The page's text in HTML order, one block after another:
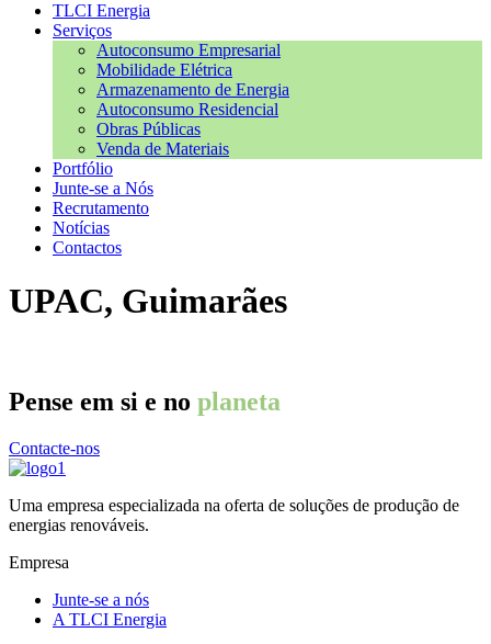
TLCI Energia
Serviços
Autoconsumo Empresarial
Mobilidade Elétrica
Armazenamento de Energia
Autoconsumo Residencial
Obras Públicas
Venda de Materiais
Portfólio
Junte-se a Nós
Recrutamento
Notícias
Contactos
UPAC, Guimarães
Pense em si e no planeta
Contacte-nos
Uma empresa especializada na oferta de soluções de produção de
energias renováveis.
Empresa
Junte-se a nós
A TLCI Energia